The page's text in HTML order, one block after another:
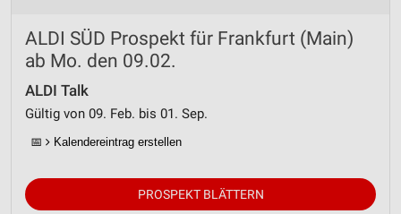
ALDI SÜD Prospekt für Frankfurt (Main)
ab Mo. den 09.02.
ALDI Talk
Gültig von 09. Feb. bis 01. Sep.
📅 Kalendereintrag erstellen
PROSPEKT BLÄTTERN